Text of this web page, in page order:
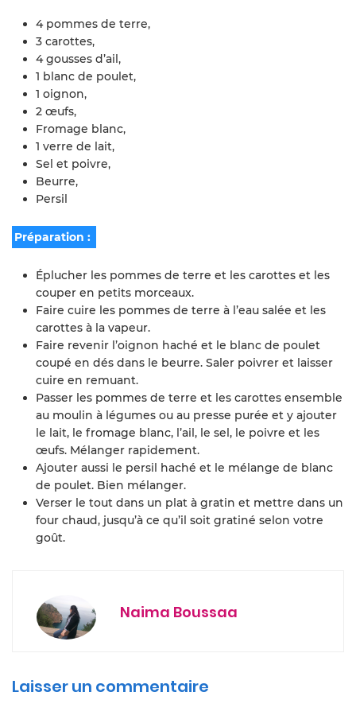
4 pommes de terre,
3 carottes,
4 gousses d’ail,
1 blanc de poulet,
1 oignon,
2 œufs,
Fromage blanc,
1 verre de lait,
Sel et poivre,
Beurre,
Persil
Préparation :
Éplucher les pommes de terre et les carottes et les
couper en petits morceaux.
Faire cuire les pommes de terre à l’eau salée et les
carottes à la vapeur.
Faire revenir l’oignon haché et le blanc de poulet
coupé en dés dans le beurre. Saler poivrer et laisser
cuire en remuant.
Passer les pommes de terre et les carottes ensemble
au moulin à légumes ou au presse purée et y ajouter
le lait, le fromage blanc, l’ail, le sel, le poivre et les
œufs. Mélanger rapidement.
Ajouter aussi le persil haché et le mélange de blanc
de poulet. Bien mélanger.
Verser le tout dans un plat à gratin et mettre dans un
four chaud, jusqu’à ce qu’il soit gratiné selon votre
goût.
Naima Boussaa
Laisser un commentaire